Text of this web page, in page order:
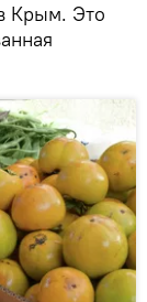
Крым. Это